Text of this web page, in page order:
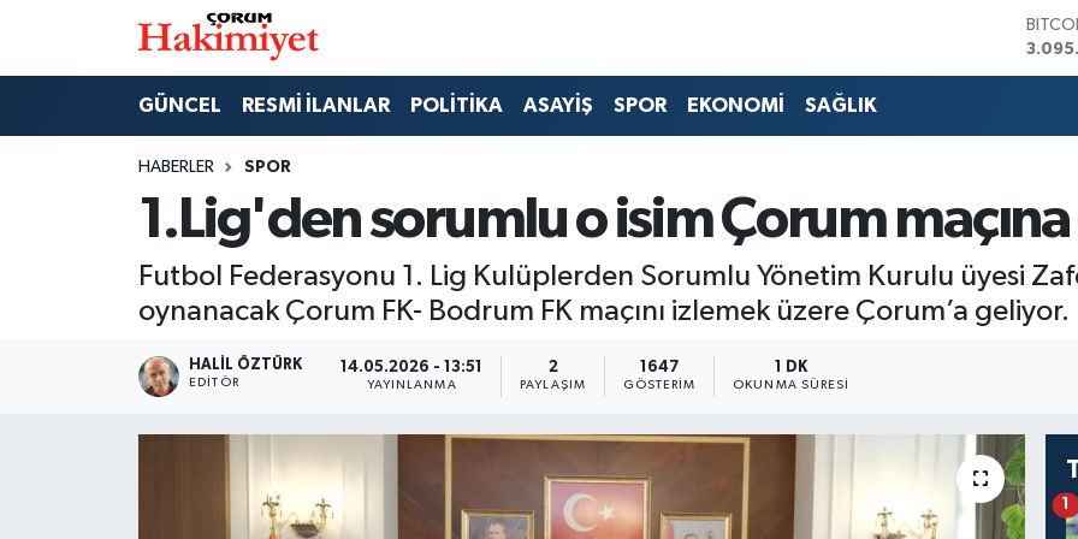
GÜNCEL RESMİ İLANLAR POLİTİKA ASAYİŞ SPOR EKONOMİ SAĞLIK
HABERLER SPOR
1.Lig'den sorumlu o isim Çorum
Futbol Federasyonu 1. Lig Kulüplerden Sorumlu Yönetim Kurulu üyesi
oynanacak Çorum FK- Bodrum FK maçını izlemek üzere Çorum’a geliyor.
HALIL ÖZTÜRK
EDITÖR
14.05.2026 - 13:51
YAYINLANMA
2
PAYLAŞIM
1647
GÖSTERIM
1 DK
OKUNMA SÜRESI
1
GÜNCEL
Nöbetçi Eczaneler
Çorum Namaz Vakitleri
Trafik Durumu
Tüm Manşetler